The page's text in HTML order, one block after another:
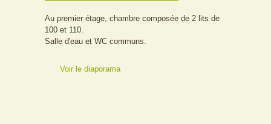
Au premier étage, chambre composée de 2 lits de
100 et 110.
Salle d'eau et WC communs.
Voir le diaporama